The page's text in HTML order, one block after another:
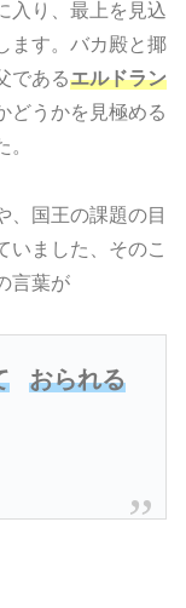
入り、最上を見込
ます。バカ殿と揶
であるエルドラン
どうかを見極める
、国王の課題の目
いました、そのこ
言葉が
おられる